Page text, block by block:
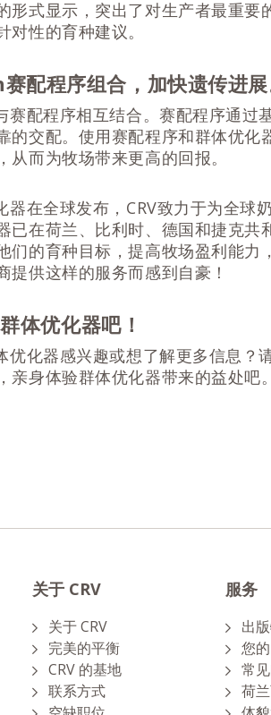
形式显示，突出了对生产者最重
对性的育种建议。
配程序组合，加快遗传进展
赛配程序相互结合。赛配程序通过
的交配。使用赛配程序和群体优
从而为牧场带来更高的回报。
器在全球发布，CRV致力于为全
已在荷兰、比利时、德国和捷克
们的育种目标，提高牧场盈利能力
提供这样的服务而感到自豪！
体优化器吧！
优化器感兴趣或想了解更多信息？
亲身体验群体优化器带来的益处吧。
关于 CRV
关于 CRV
完美的平衡
CRV 的基地
联系方式
服务
出
您
常
荷